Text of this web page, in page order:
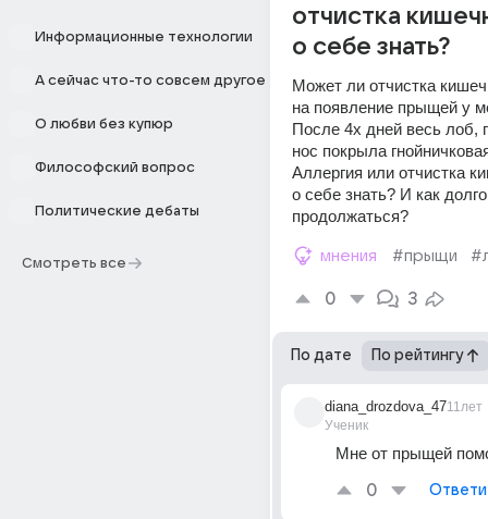
Информационные технологии
А сейчас что-то совсем другое
О любви без купюр
Философский вопрос
Политические дебаты
Смотреть все
отчистка
о себе знать?
Может ли отчистка
на появление прыщей у
После 4х дней весь лоб,
нос покрыла
Аллергия или отчистка
о себе знать? И как
продолжаться?
мнения #прыщи
0 3
По дате По рейтингу
diana_drozdova_47
Ученик
11лет
Мне от прыщей
0